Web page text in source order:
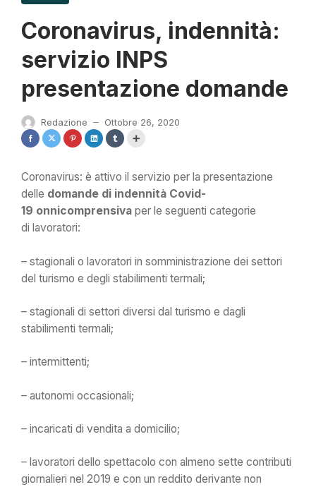
Coronavirus, indennità:
servizio INPS
presentazione domande
Redazione — Ottobre 26, 2020
Coronavirus: è attivo il servizio per la presentazione
delle domande di indennità Covid-
19 onnicomprensiva per le seguenti categorie
di lavoratori:
– stagionali o lavoratori in somministrazione dei settori
del turismo e degli stabilimenti termali;
– stagionali di settori diversi dal turismo e dagli
stabilimenti termali;
– intermittenti;
– autonomi occasionali;
– incaricati di vendita a domicilio;
– lavoratori dello spettacolo con almeno sette contributi
giornalieri nel 2019 e con un reddito derivante non